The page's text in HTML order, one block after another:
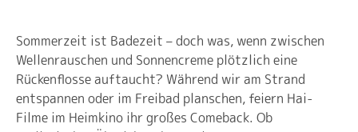
Sommerzeit ist Badezeit – doch was, wenn zwischen
Wellenrauschen und Sonnencreme plötzlich eine
Rückenflosse auftaucht? Während wir am Strand
entspannen oder im Freibad planschen, feiern Hai-
Filme im Heimkino ihr großes Comeback. Ob